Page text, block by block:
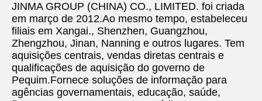
JINMA GROUP (CHINA) CO., LIMITED. foi criada
em março de 2012.Ao mesmo tempo, estabeleceu
filiais em Xangai., Shenzhen, Guangzhou,
Zhengzhou, Jinan, Nanning e outros lugares. Tem
aquisições centrais, vendas diretas centrais e
qualificações de aquisição do governo de
Pequim.Fornece soluções de informação para
agências governamentais, educação, saúde,